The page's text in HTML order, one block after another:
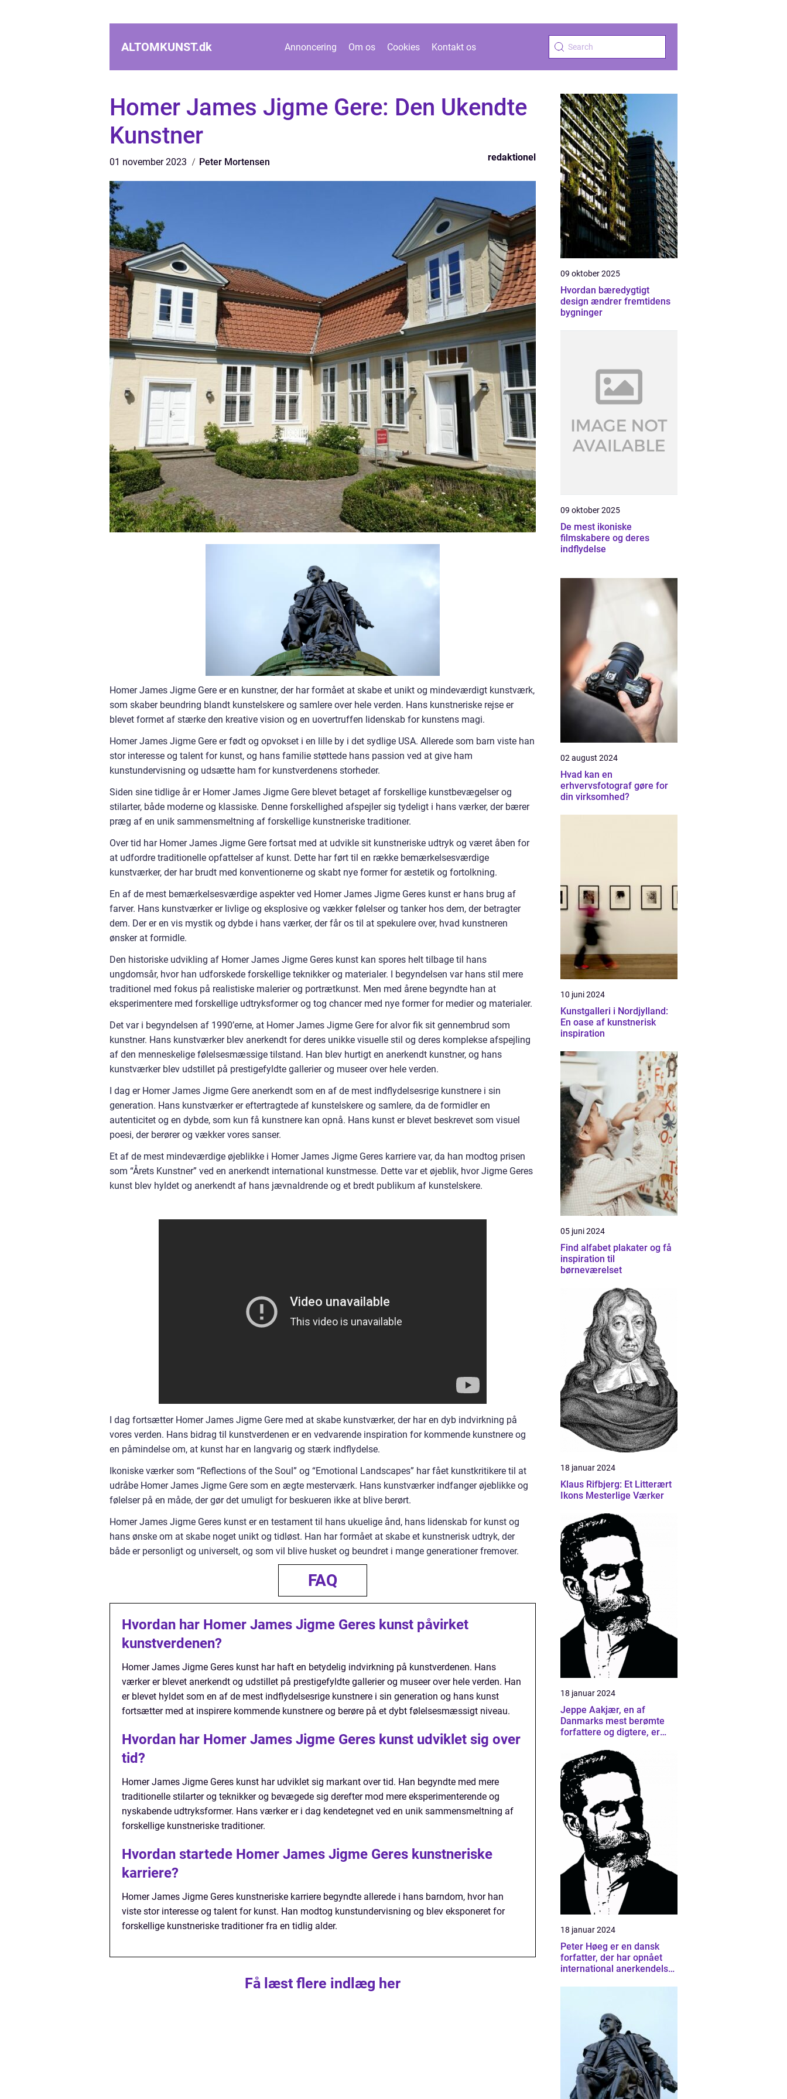
ALTOMKUNST.dk Annoncering Om os Cookies Kontakt os
Homer James Jigme Gere: Den Ukendte
Kunstner
01 november 2023 Peter Mortensen redaktionel
Homer James Jigme Gere er en kunstner, der har formået at skabe et unikt og mindeværdigt kunstværk,
som skaber beundring blandt kunstelskere og samlere over hele verden. Hans kunstneriske rejse er
blevet formet af stærke den kreative vision og en uovertruffen lidenskab for kunstens magi.
Homer James Jigme Gere er født og opvokset i en lille by i det sydlige USA. Allerede som barn viste han
stor interesse og talent for kunst, og hans familie støttede hans passion ved at give ham
kunstundervisning og udsætte ham for kunstverdenens storheder.
Siden sine tidlige år er Homer James Jigme Gere blevet betaget af forskellige kunstbevægelser og
stilarter, både moderne og klassiske. Denne forskellighed afspejler sig tydeligt i hans værker, der bærer
præg af en unik sammensmeltning af forskellige kunstneriske traditioner.
Over tid har Homer James Jigme Gere fortsat med at udvikle sit kunstneriske udtryk og været åben for
at udfordre traditionelle opfattelser af kunst. Dette har ført til en række bemærkelsesværdige
kunstværker, der har brudt med konventionerne og skabt nye former for æstetik og fortolkning.
En af de mest bemærkelsesværdige aspekter ved Homer James Jigme Geres kunst er hans brug af
farver. Hans kunstværker er livlige og eksplosive og vækker følelser og tanker hos dem, der betragter
dem. Der er en vis mystik og dybde i hans værker, der får os til at spekulere over, hvad kunstneren
ønsker at formidle.
Den historiske udvikling af Homer James Jigme Geres kunst kan spores helt tilbage til hans
ungdomsår, hvor han udforskede forskellige teknikker og materialer. I begyndelsen var hans stil mere
traditionel med fokus på realistiske malerier og portrætkunst. Men med årene begyndte han at
eksperimentere med forskellige udtryksformer og tog chancer med nye former for medier og materialer.
Det var i begyndelsen af 1990’erne, at Homer James Jigme Gere for alvor fik sit gennembrud som
kunstner. Hans kunstværker blev anerkendt for deres unikke visuelle stil og deres komplekse afspejling
af den menneskelige følelsesmæssige tilstand. Han blev hurtigt en anerkendt kunstner, og hans
kunstværker blev udstillet på prestigefyldte gallerier og museer over hele verden.
I dag er Homer James Jigme Gere anerkendt som en af de mest indflydelsesrige kunstnere i sin
generation. Hans kunstværker er eftertragtede af kunstelskere og samlere, da de formidler en
autenticitet og en dybde, som kun få kunstnere kan opnå. Hans kunst er blevet beskrevet som visuel
poesi, der berører og vækker vores sanser.
Et af de mest mindeværdige øjeblikke i Homer James Jigme Geres karriere var, da han modtog prisen
som “Årets Kunstner” ved en anerkendt international kunstmesse. Dette var et øjeblik, hvor Jigme Geres
kunst blev hyldet og anerkendt af hans jævnaldrende og et bredt publikum af kunstelskere.
I dag fortsætter Homer James Jigme Gere med at skabe kunstværker, der har en dyb indvirkning på
vores verden. Hans bidrag til kunstverdenen er en vedvarende inspiration for kommende kunstnere og
en påmindelse om, at kunst har en langvarig og stærk indflydelse.
Ikoniske værker som “Reflections of the Soul” og “Emotional Landscapes” har fået kunstkritikere til at
udråbe Homer James Jigme Gere som en ægte mesterværk. Hans kunstværker indfanger øjeblikke og
følelser på en måde, der gør det umuligt for beskueren ikke at blive berørt.
Homer James Jigme Geres kunst er en testament til hans ukuelige ånd, hans lidenskab for kunst og
hans ønske om at skabe noget unikt og tidløst. Han har formået at skabe et kunstnerisk udtryk, der
både er personligt og universelt, og som vil blive husket og beundret i mange generationer fremover.
FAQ
Hvordan har Homer James Jigme Geres kunst påvirket
kunstverdenen?
Homer James Jigme Geres kunst har haft en betydelig indvirkning på kunstverdenen. Hans
værker er blevet anerkendt og udstillet på prestigefyldte gallerier og museer over hele verden. Han
er blevet hyldet som en af de mest indflydelsesrige kunstnere i sin generation og hans kunst
fortsætter med at inspirere kommende kunstnere og berøre på et dybt følelsesmæssigt niveau.
Hvordan har Homer James Jigme Geres kunst udviklet sig over
tid?
Homer James Jigme Geres kunst har udviklet sig markant over tid. Han begyndte med mere
traditionelle stilarter og teknikker og bevægede sig derefter mod mere eksperimenterende og
nyskabende udtryksformer. Hans værker er i dag kendetegnet ved en unik sammensmeltning af
forskellige kunstneriske traditioner.
Hvordan startede Homer James Jigme Geres kunstneriske
karriere?
Homer James Jigme Geres kunstneriske karriere begyndte allerede i hans barndom, hvor han
viste stor interesse og talent for kunst. Han modtog kunstundervisning og blev eksponeret for
forskellige kunstneriske traditioner fra en tidlig alder.
Få læst flere indlæg her
09 oktober 2025
Hvordan bæredygtigt
design ændrer fremtidens
bygninger
09 oktober 2025
De mest ikoniske
filmskabere og deres
indflydelse
02 august 2024
Hvad kan en
erhvervsfotograf gøre for
din virksomhed?
10 juni 2024
Kunstgalleri i Nordjylland:
En oase af kunstnerisk
inspiration
05 juni 2024
Find alfabet plakater og få
inspiration til
børneværelset
18 januar 2024
Klaus Rifbjerg: Et Litterært
Ikons Mesterlige Værker
18 januar 2024
Jeppe Aakjær, en af
Danmarks mest berømte
forfattere og digtere, er
sange og digte, der har
formået at berøre
generationer af mennesker
18 januar 2024
Peter Høeg er en dansk
forfatter, der har opnået
international anerkendelse